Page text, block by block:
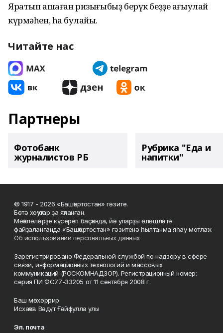
Яратып ашаған ризығыбыҙ берүк беҙҙе ағыулай
күрмәһен, һаҡ булайыҡ.
Читайте нас
Партнеры
Фотобанк
журналистов РБ
Рубрика "Еда и
напитки"
© 1917 - 2026 «Башҡортостан» гәзите.
Бөтә хоҡуҡтар ҙа яҡланған.
Мәҡәләләрҙе күсереп баҫҡанда, йә уларҙы өлөшләтә
файҙаланғанда «Башҡортостан» гәзитенә һылтанма яһау мотлаҡ.
Об использовании персональных данных
Зарегистрировано Федеральной службой по надзору в сфере
связи, информационных технологий и массовых
коммуникаций (РОСКОМНАДЗОР). Регистрационный номер:
серия ПИ ФС77-33205 от 11 сентября 2008 г.
Баш мөхәррир
Исхаҡов Вәдүт Ғәйфулла улы
Эл. почта